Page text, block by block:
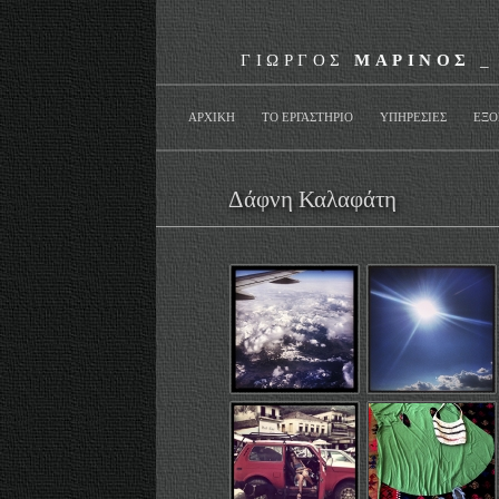
ΓΙΩΡΓΟΣ ΜΑΡΙΝΟΣ _
ΑΡΧΙΚΗ ΤΟ ΕΡΓΑΣΤΗΡΙΟ ΥΠΗΡΕΣΙΕΣ
Δάφνη Καλαφάτη